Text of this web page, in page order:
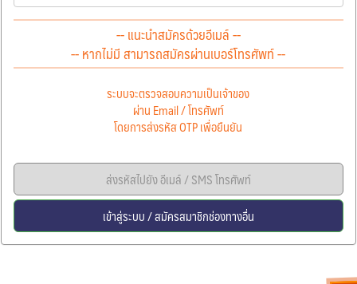
-- แนะนำสมัครด้วยอีเมล์ --
-- หากไม่มี สามารถสมัครผ่านเบอร์โทรศัพท์ --
ระบบจะตรวจสอบความเป็นเจ้าของ
ผ่าน Email / โทรศัพท์
โดยการส่งรหัส OTP เพื่อยืนยัน
เข้าสู่ระบบ / สมัครสมาชิกช่องทางอื่น